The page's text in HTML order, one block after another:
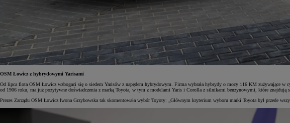
OSM Łowicz z hybrydowymi Yarisami
Od lipca flota OSM Łowicz wzbogaci się o siedem Yarisów z napędem hybrydowym. Firma wybrała hybrydy o mocy 116 KM zużywające
od 1906 roku, ma już pozytywne doświadczenia z marką Toyota, w tym z modelami Yaris i Corolla z silnikami benzynowymi, które znajdują
Prezes Zarządu OSM Łowicz Iwona Grzybowska tak skomentowała wybór Toyoty: „Głównym kryterium wyboru marki Toyota był przede